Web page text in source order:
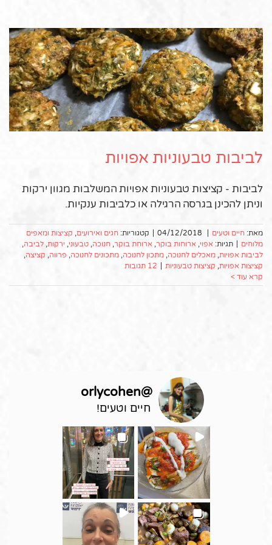
לביבות טבעוניות אפויות
לביבות - קציצות טבעוניות אפויות המשלבות מגוון ירקות
וניתן להכינן בגרסה הרגילה או כלביבות ענקיות.
מאת: חיים וטעים 04/12/2018 קטגוריות: חגים ואירועים, קציצות ומאפים
מלוחים
תגיות: אפוי, ארוחות בוקר, ארוחת בוקר, חנוכה, טבעוני, ירקות, לביבה,
לביבות אפויות, מאכלים לחנוכה, מתכון לחנוכה, מתכונים לחנוכה, פרווה, קציצה,
קציצות אפויות, קציצות טבעוניות
12 תגובות
קרא עוד >
@
orlycohen
חיים וטעים!